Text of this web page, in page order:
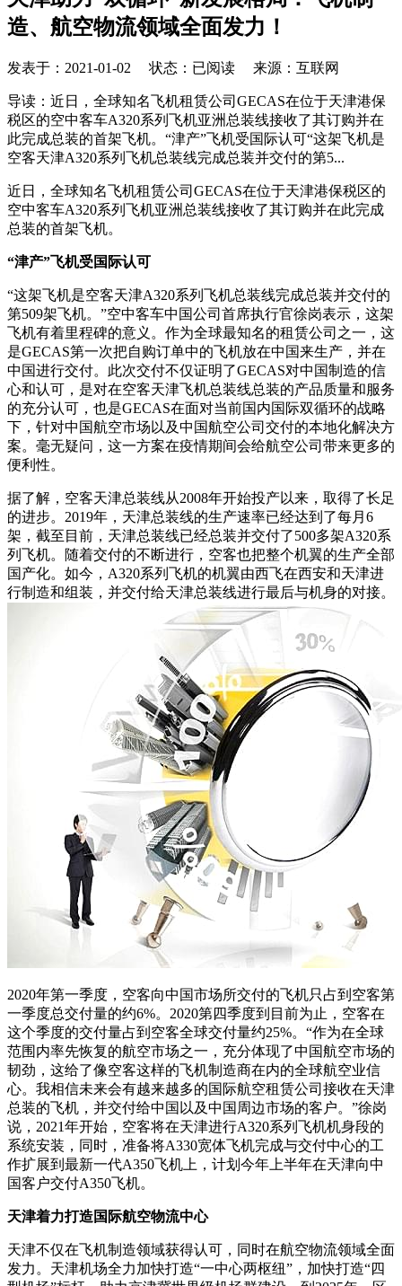
造、航空物流领域全面发力！
发表于： 2021-01-02 状态：已阅读 来源：互联网
导读：近日，全球知名飞机租赁公司GECAS在位于天津港保
税区的空中客车A320系列飞机亚洲总装线接收了其订购并在
此完成总装的首架飞机。“津产”飞机受国际认可“这架飞机是
空客天津A320系列飞机总装线完成总装并交付的第5...
近日，全球知名飞机租赁公司GECAS在位于天津港保税区的
空中客车A320系列飞机亚洲总装线接收了其订购并在此完成
总装的首架飞机。
“津产”飞机受国际认可
“这架飞机是空客天津A320系列飞机总装线完成总装并交付的
第509架飞机。”空中客车中国公司首席执行官徐岗表示，这架
飞机有着里程碑的意义。作为全球最知名的租赁公司之一，这
是GECAS第一次把自购订单中的飞机放在中国来生产，并在
中国进行交付。此次交付不仅证明了GECAS对中国制造的信
心和认可，是对在空客天津飞机总装线总装的产品质量和服务
的充分认可，也是GECAS在面对当前国内国际双循环的战略
下，针对中国航空市场以及中国航空公司交付的本地化解决方
案。毫无疑问，这一方案在疫情期间会给航空公司带来更多的
便利性。
据了解，空客天津总装线从2008年开始投产以来，取得了长足
的进步。2019年，天津总装线的生产速率已经达到了每月6
架，截至目前，天津总装线已经总装并交付了500多架A320系
列飞机。随着交付的不断进行，空客也把整个机翼的生产全部
国产化。如今，A320系列飞机的机翼由西飞在西安和天津进
行制造和组装，并交付给天津总装线进行最后与机身的对接。
2020年第一季度，空客向中国市场所交付的飞机只占到空客第
一季度总交付量的约6%。2020第四季度到目前为止，空客在
这个季度的交付量占到空客全球交付量约25%。“作为在全球
范围内率先恢复的航空市场之一，充分体现了中国航空市场的
韧劲，这给了像空客这样的飞机制造商在内的全球航空业信
心。我相信未来会有越来越多的国际航空租赁公司接收在天津
总装的飞机，并交付给中国以及中国周边市场的客户。”徐岗
说，2021年开始，空客将在天津进行A320系列飞机机身段的
系统安装，同时，准备将A330宽体飞机完成与交付中心的工
作扩展到最新一代A350飞机上，计划今年上半年在天津向中
国客户交付A350飞机。
天津着力打造国际航空物流中心
天津不仅在飞机制造领域获得认可，同时在航空物流领域全面
发力。天津机场全力加快打造“一中心两枢纽”，加快打造“四